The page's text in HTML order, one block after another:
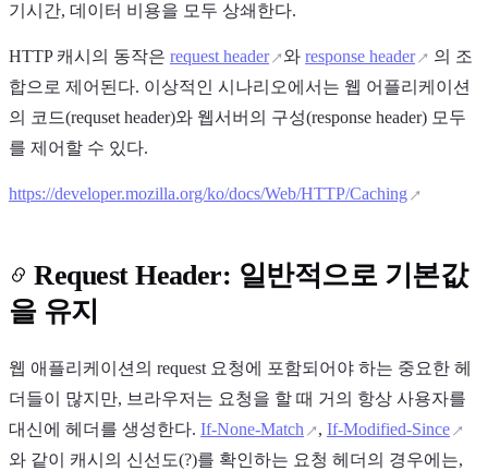
기시간, 데이터 비용을 모두 상쇄한다.
HTTP 캐시의 동작은 request header 와 response header
의 조
합으로 제어된다. 이상적인 시나리오에서는 웹 어플리케이션
의 코드(requset header)와 웹서버의 구성(response header) 모두
를 제어할 수 있다.
https://developer.mozilla.org/ko/docs/Web/HTTP/Caching
Request Header: 일반적으로 기본값
을 유지
웹 애플리케이션의 request 요청에 포함되어야 하는 중요한 헤
더들이 많지만, 브라우저는 요청을 할 때 거의 항상 사용자를
대신에 헤더를 생성한다. If-None-Match , If-Modified-Since
와 같이 캐시의 신선도(?)를 확인하는 요청 헤더의 경우에는,